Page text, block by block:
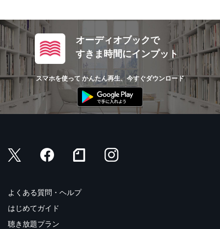
オーディオブックで
すきま時間にインプット
スマホを使って かんたん再生、今すぐダウンロード
よくある質問・ヘルプ
はじめてガイド
聴き放題プラン